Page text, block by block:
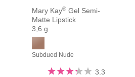
Mary Kay® Gel Semi-
Matte Lipstick
3,6 g
Subdued Nude
3.3